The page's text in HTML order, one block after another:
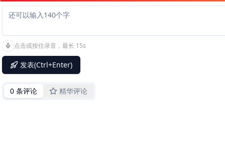
点击或按住录音，最长 15s
发表(Ctrl+Enter)
0 条评论 精华评论